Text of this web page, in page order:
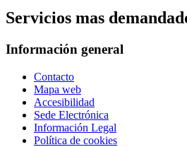
Servicios mas
Información general
Contacto
Mapa web
Accesibilidad
Sede Electrónica
Información Legal
Política de cookies